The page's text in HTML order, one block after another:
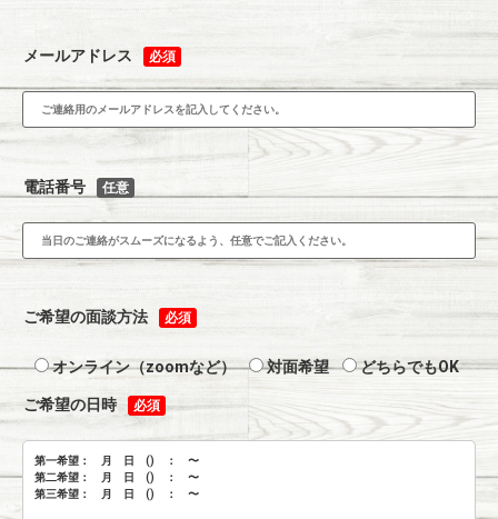
メールアドレス 必須
電話番号 任意
ご希望の面談方法 必須
オンライン（zoomなど） 対面希望 どちらでもOK
ご希望の日時 必須